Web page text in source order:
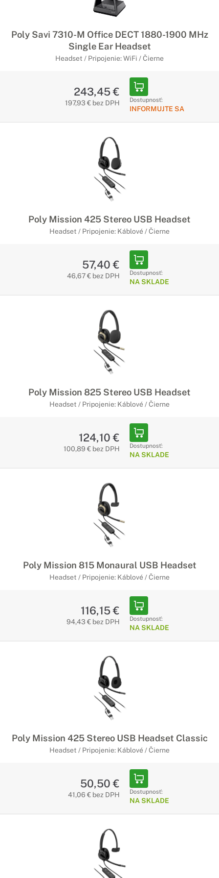
Poly Savi 7310-M Office DECT 1880-1900 MHz
Single Ear Headset
Headset / Pripojenie: WiFi / Čierne
243,45 €
197,93 € bez DPH Dostupnosť:
INFORMUJTE SA
Poly Mission 425 Stereo USB Headset
Headset / Pripojenie: Káblové / Čierne
57,40 €
46,67 € bez DPH Dostupnosť:
NA SKLADE
Poly Mission 825 Stereo USB Headset
Headset / Pripojenie: Káblové / Čierne
124,10 €
100,89 € bez DPH Dostupnosť:
NA SKLADE
Poly Mission 815 Monaural USB Headset
Headset / Pripojenie: Káblové / Čierne
116,15 €
94,43 € bez DPH Dostupnosť:
NA SKLADE
Poly Mission 425 Stereo USB Headset Classic
Headset / Pripojenie: Káblové / Čierne
50,50 €
41,06 € bez DPH Dostupnosť:
NA SKLADE